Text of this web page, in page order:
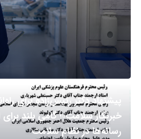
پیشنهاد دکتر رئیس‌زاده برای
خبرنگار سلامت»؛ گامی بلند
رسانه‌ها در نظام سلامت